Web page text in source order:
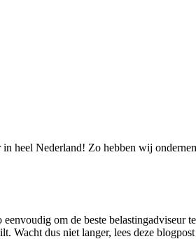
heel Nederland! Zo hebben wij
om de beste
dus niet langer, lees deze